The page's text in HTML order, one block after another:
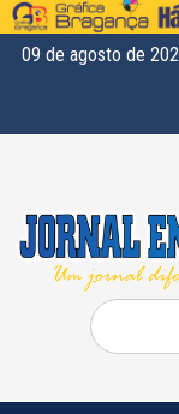
09 de agosto de
Pesquisar
por: